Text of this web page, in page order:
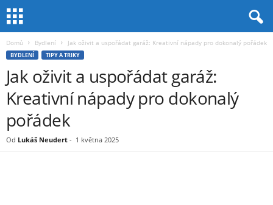
Domů Bydlení Jak oživit a uspořádat garáž: Kreativní nápady pro dokonalý pořádek
BYDLENÍ TIPY A TRIKY
Jak oživit a uspořádat garáž:
Kreativní nápady pro dokonalý
pořádek
Od Lukáš Neudert - 1 května 2025